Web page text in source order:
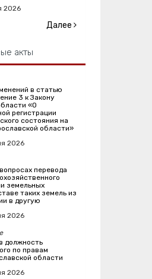
2026
Далее
акты
в статью
3 к Закону
«О
регистрации
состояния на
области»
2026
перевода
земельных
таких земель из
в другую
2026
должность
по правам
области
2026